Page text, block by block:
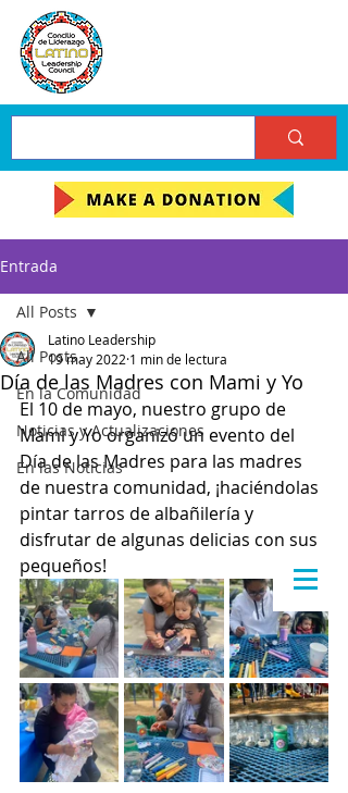
Entrada
All Posts
En la Comunidad
Noticias y Actualizaciones
En las Noticias
All Posts
Día de las Madres con Mami y Yo
Latino Leadership
19 may 2022 1 min de lectura
El 10 de mayo, nuestro grupo de
Mami y Yo organizó un evento del
Día de las Madres para las madres
de nuestra comunidad, ¡haciéndolas
pintar tarros de albañilería y
disfrutar de algunas delicias con sus
pequeños!